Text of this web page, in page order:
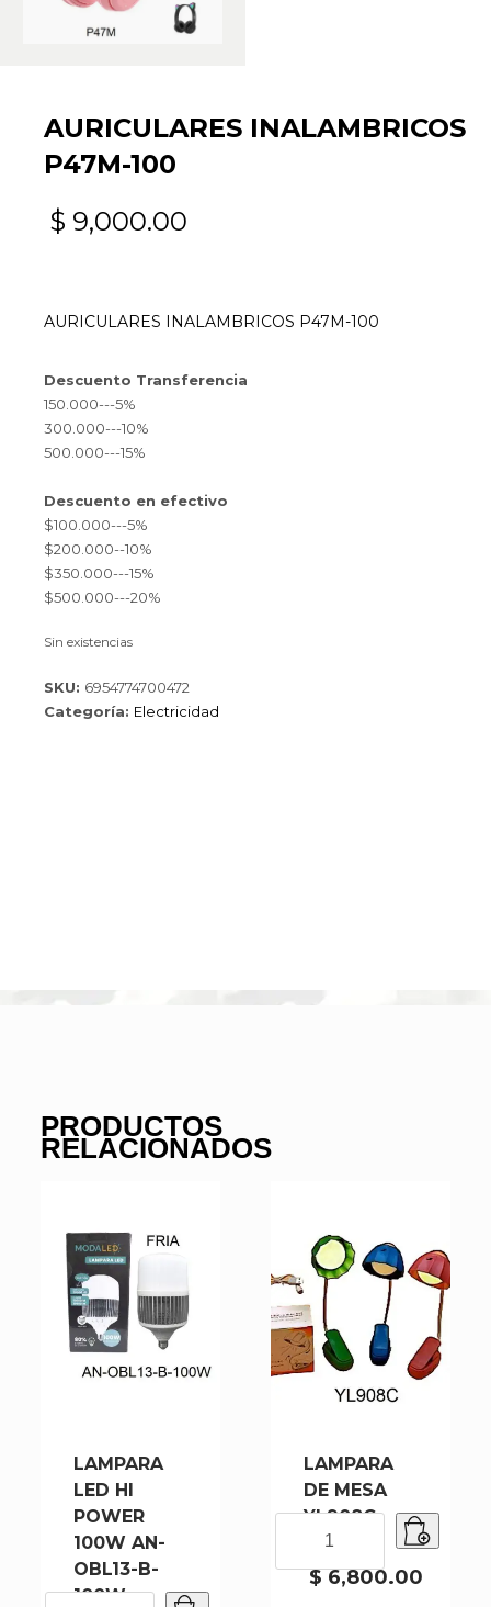
AURICULARES INALAMBRICOS
P47M-100
$ 9,000.00
AURICULARES INALAMBRICOS P47M-100
Descuento Transferencia
150.000---5%
300.000---10%
500.000---15%
Descuento en efectivo
$100.000---5%
$200.000--10%
$350.000---15%
$500.000---20%
Sin existencias
SKU: 6954774700472
Categoría: Electricidad
PRODUCTOS
RELACIONADOS
LAMPARA
LED HI
POWER
100W AN-
OBL13-B-
100W-
LAMPARA
DE MESA
YL908C-
144
$6,800.00
MESA